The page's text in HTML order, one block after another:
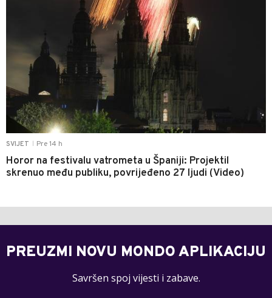
SVIJET Pre 14 h
Horor na festivalu vatrometa u Španiji: Projektil
skrenuo među publiku, povrijeđeno 27 ljudi (Video)
PREUZMI NOVU MONDO APLIKACIJU
Savršen spoj vijesti i zabave.